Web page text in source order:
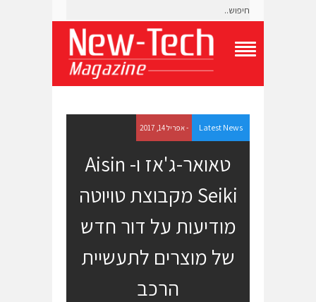
g
l
e
N
Latest News - אפריל 14, 2017
טאואר-ג'אז ו- Aisin
Seiki מקבוצת טויוטה
מודיעות על דור חדש
של מוצרים לתעשיית
הרכב